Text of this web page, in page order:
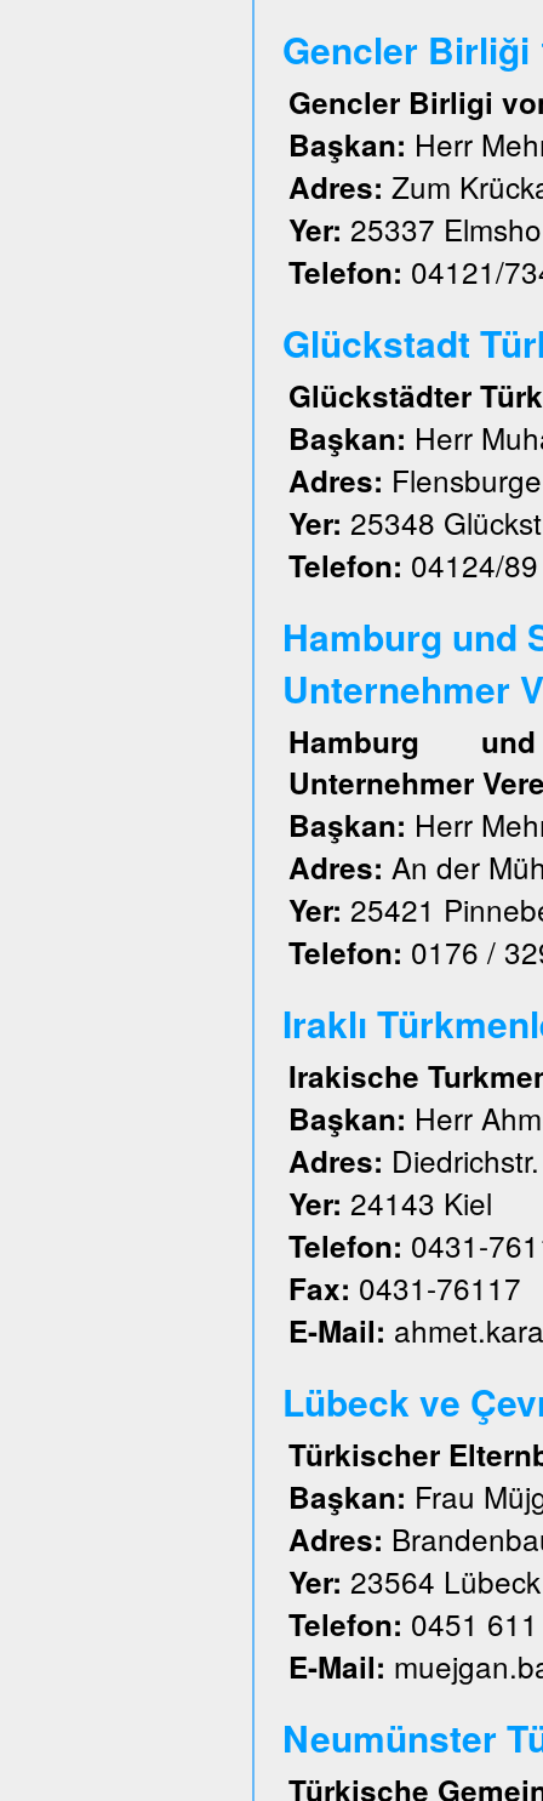
Gencler Birliği
Gencler Birligi
Başkan: Herr
Adres: Zum
Yer: 25337
Telefon: 04121/
Glückstadt
Glückstädter
Başkan: Herr
Adres:
Yer: 25348
Telefon: 04124/
Hamburg und
Unternehmer
Hamburg und
Unternehmer
Başkan: Herr
Adres: An der
Yer: 25421
Telefon: 0176 /
Iraklı
Irakische
Başkan: Herr
Adres:
Yer: 24143 Kiel
Telefon: 0431-
Fax: 0431-76117
E-Mail:
Lübeck ve
Türkischer
Başkan: Frau
Adres:
Yer: 23564 Lübeck
Telefon: 0451
E-Mail:
Neumünster
Türkische